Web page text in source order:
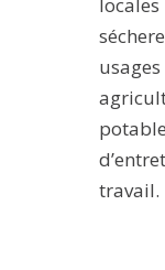
travail.